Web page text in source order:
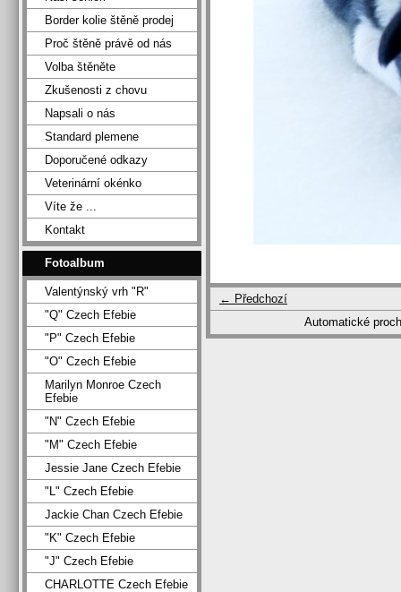
← Předchozí
Automatické
Border kolie štěně prodej
Proč štěně právě od nás
Volba štěněte
Zkušenosti z chovu
Napsali o nás
Standard plemene
Doporučené odkazy
Veterinární okénko
Víte že ...
Kontakt
Fotoalbum
Valentýnský vrh "R"
"Q" Czech Efebie
"P" Czech Efebie
"O" Czech Efebie
Marilyn Monroe Czech
Efebie
"N" Czech Efebie
"M" Czech Efebie
Jessie Jane Czech Efebie
"L" Czech Efebie
Jackie Chan Czech Efebie
"K" Czech Efebie
"J" Czech Efebie
CHARLOTTE Czech Efebie